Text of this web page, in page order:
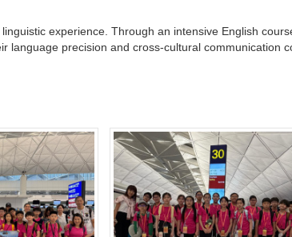
experience. Through an intensive English
language precision and cross-cultural communication